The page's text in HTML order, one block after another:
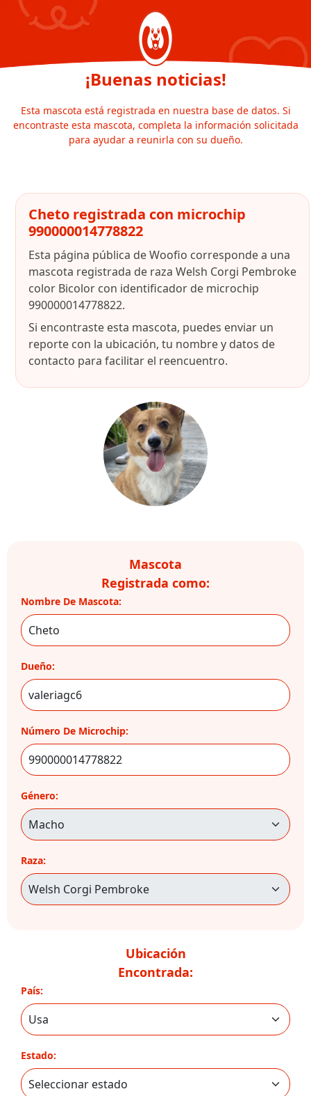
¡Buenas noticias!
Esta mascota está registrada en nuestra base de datos. Si
encontraste esta mascota, completa la información solicitada
para ayudar a reunirla con su dueño.
Cheto registrada con microchip
990000014778822
Esta página pública de Woofio corresponde a una
mascota registrada de raza Welsh Corgi Pembroke
color Bicolor con identificador de microchip
990000014778822.
Si encontraste esta mascota, puedes enviar un
reporte con la ubicación, tu nombre y datos de
contacto para facilitar el reencuentro.
Mascota
Registrada como:
Nombre De Mascota:
Dueño:
Número De Microchip:
Género:
Raza:
Ubicación
Encontrada:
País:
Estado: